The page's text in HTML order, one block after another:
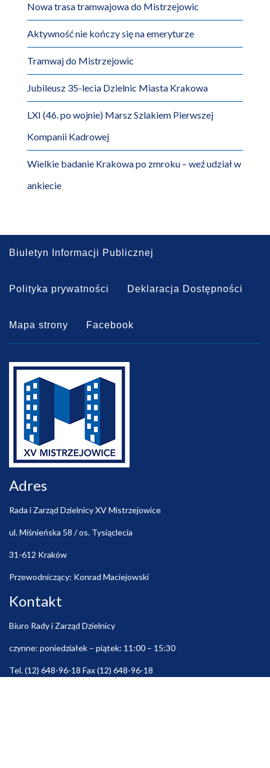
Nowa trasa tramwajowa do Mistrzejowic
Aktywność nie kończy się na emeryturze
Tramwaj do Mistrzejowic
Jubileusz 35-lecia Dzielnic Miasta Krakowa
LXI (46. po wojnie) Marsz Szlakiem Pierwszej
Kompanii Kadrowej
Wielkie badanie Krakowa po zmroku – weź udział w
ankiecie
Biuletyn Informacji Publicznej
Polityka prywatności Deklaracja Dostępności
Mapa strony Facebook
Adres
Rada i Zarząd Dzielnicy XV Mistrzejowice
ul. Miśnieńska 58 / os. Tysiąclecia
31-612 Kraków
Przewodniczący: Konrad Maciejowski
Kontakt
Biuro Rady i Zarząd Dzielnicy
czynne: poniedziałek – piątek: 11:00 – 15:30
Tel. (12) 648-96-18 Fax (12) 648-96-18